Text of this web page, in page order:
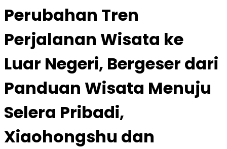
Perubahan Tren
Perjalanan Wisata ke
Luar Negeri, Bergeser dari
Panduan Wisata Menuju
Selera Pribadi,
Xiaohongshu dan